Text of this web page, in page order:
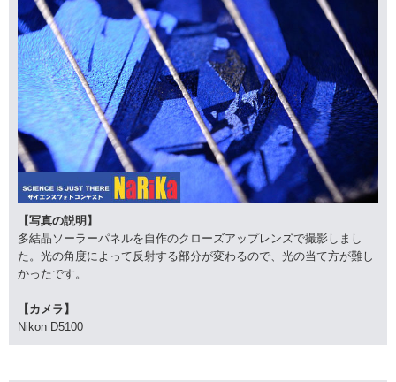
【写真の説明】
多結晶ソーラーパネルを自作のクローズアップレンズで撮影しまし
た。光の角度によって反射する部分が変わるので、光の当て方が難し
かったです。
【カメラ】
Nikon D5100